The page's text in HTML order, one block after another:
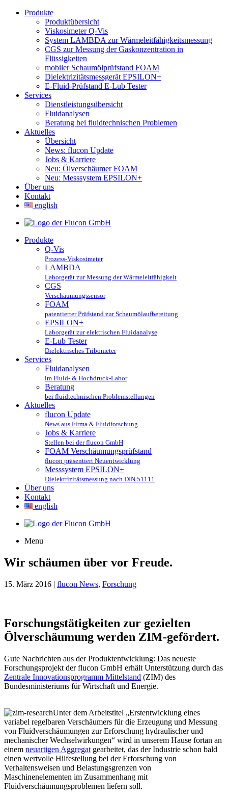
Produkte
Produktübersicht
Viskosimeter Q-Vis
System LAMBDA zur Wärmeleitfähigkeitsmessung
CGS zur Messung der Gaskonzentration in
Flüssigkeiten
mobiler Schaumölprüfstand FOAM
Dielektrizitätsmessgerät EPSILON+
E-Fluid-Prüfstand E-Lub Tester
Services
Dienstleistungsübersicht
Fluidanalysen
Beratung bei fluidtechnischen Problemen
Aktuelles
Übersicht
News: flucon Update
Jobs & Karriere
Neu: Ölverschäumer FOAM
Neu: Messsystem EPSILON+
Über uns
Kontakt
english
Produkte
Q-Vis
Prozess-Viskosimeter
LAMBDA
Laborgerät zur Messung der Wärmeleitfähigkeit
CGS
Verschäumungssensor
FOAM
patentierter Prüfstand zur Schaumölaufbereitung
EPSILON+
Laborgerät zur elektrischen Fluidanalyse
E-Lub Tester
Dielektrisches Tribometer
Services
Fluidanalysen
im Fluid- & Hochdruck-Labor
Beratung
bei fluidtechnischen Problemstellungen
Aktuelles
flucon Update
News aus Firma & Fluidforschung
Jobs & Karriere
Stellen bei der flucon GmbH
FOAM Verschäumungsprüfstand
flucon präsentiert Neuentwicklung
Messsystem EPSILON+
Dielektrizitätsmessung nach DIN 51111
Über uns
Kontakt
english
Menu
Wir schäumen über vor Freude.
15. März 2016 | flucon News, Forschung
Forschungstätigkeiten zur gezielten
Ölverschäumung werden ZIM-gefördert.
Gute Nachrichten aus der Produktentwicklung: Das neueste
Forschungsprojekt der flucon GmbH erhält Unterstützung durch das
Zentrale Innovationsprogramm Mittelstand (ZIM) des
Bundesministeriums für Wirtschaft und Energie.
Unter dem Arbeitstitel „Erstentwicklung eines
variabel regelbaren Verschäumers für die Erzeugung und Messung
von Fluidverschäumungen zur Erforschung hydraulischer und
mechanischer Wechselwirkungen“ wird in unserem Hause fortan an
einem neuartigen Aggregat gearbeitet, das der Industrie schon bald
einen wertvolle Hilfestellung bei der Erforschung von
Verhaltensweisen und Belastungsgrenzen von
Maschinenelementen im Zusammenhang mit
Fluidverschäumungsproblemen liefern soll.